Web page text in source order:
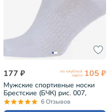
177 ₽ по клубной
карте 105 ₽
Мужские спортивные носки
Брестские (БЧК) рис. 007,
БЕЛЫЕ (14С2313)
6 Отзывов